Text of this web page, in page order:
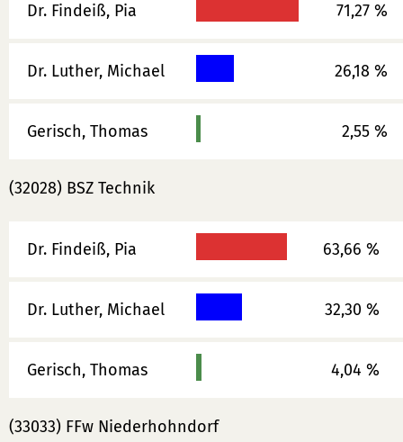
Dr. Findeiß, Pia 71,27 %
Dr. Luther, Michael 26,18 %
Gerisch, Thomas 2,55 %
(32028) BSZ Technik
Dr. Findeiß, Pia 63,66 %
Dr. Luther, Michael 32,30 %
Gerisch, Thomas 4,04 %
(33033) FFw Niederhohndorf